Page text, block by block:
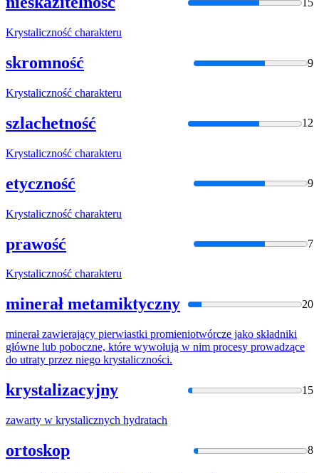
Krystaliczność charakteru
skromność 9
Krystaliczność charakteru
szlachetność 12
Krystaliczność charakteru
etyczność 9
Krystaliczność charakteru
prawość 7
Krystaliczność charakteru
minerał metamiktyczny 20
minerał zawierający pierwiastki promieniotwórcze jako składniki
główne lub poboczne, które wywołują w nim procesy prowadzące
do utraty przez niego krystaliczności.
krystalizacyjny 15
zawarty w krystalicznych hydratach
ortoskop 8